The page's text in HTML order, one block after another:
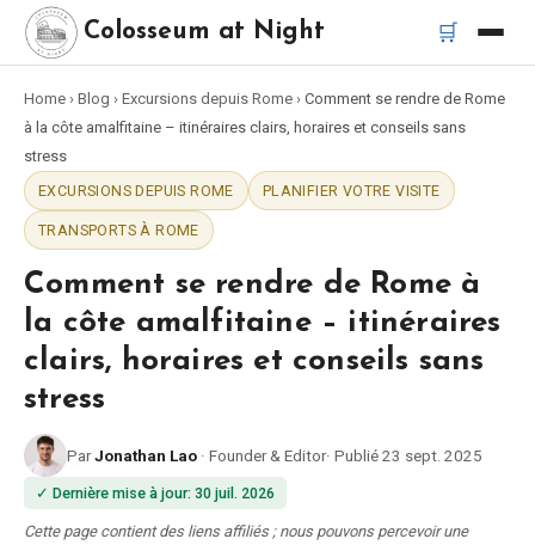
Colosseum at Night 🛒
Accueil
Meilleurs tours
Meilleurs tours de nuit du Colisée
Meilleurs tours à Rome
Bus touristique Rome
Tour en Vespa Rome
Catacombes de Rome
Home › Blog › Excursions depuis Rome › Comment se rendre de Rome
à la côte amalfitaine – itinéraires clairs, horaires et conseils sans
stress
EXCURSIONS DEPUIS ROME
PLANIFIER VOTRE VISITE
TRANSPORTS À ROME
Comment se rendre de Rome à
la côte amalfitaine – itinéraires
clairs, horaires et conseils sans
stress
ParJonathan Lao · Founder & Editor· Publié23 sept. 2025
✓ Dernière mise à jour: 30 juil. 2026
Cette page contient des liens affiliés ; nous pouvons percevoir une